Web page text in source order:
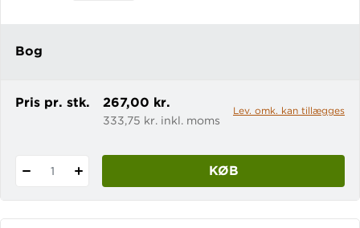
Bog
Pris pr. stk. 267,00 kr.
333,75 kr. inkl. moms
Lev. omk. kan tillægges
1 KØB